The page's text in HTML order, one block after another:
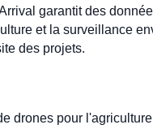
garantit des
et la surveillance
des projets.
drones pour